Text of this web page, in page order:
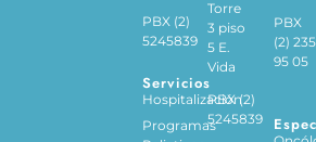
PBX (2)
5245839
Servicios
Hospitalización
Programas
Torre
3 piso
5 E.
Vida
PBX (2)
5245839
PBX
(2) 235
95 05